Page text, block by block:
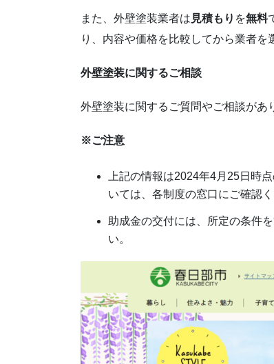
また、外壁塗装業者は 見積もり を無料
り、内容や価格を比較してから業者を
外壁塗装に関するご相談
外壁塗装に関するご質問やご相談があ
※ご注意
上記の情報は2024年4月25日時
いては、各制度の窓口にご確認く
助成金の交付には、所定の条件
い。